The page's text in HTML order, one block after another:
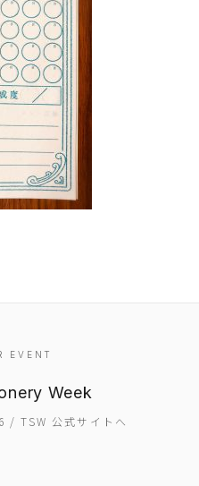
EVENT
Week
/ TSW 公式サイトへ